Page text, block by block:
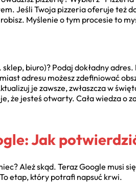
Jeśli Twoja pizzeria oferuje też
Myślenie o tym procesie to
biuro)? Podaj dokładny
adresu możesz zdefiniować
je zawsze, zwłaszcza w
że jesteś otwarty. Cała wiedza o
Jak
Ależ skąd. Teraz Google musi
etap, który potrafi napsuć krwi.